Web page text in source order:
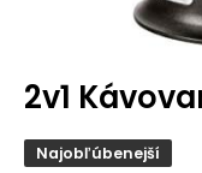
2v1
Najobľúbenejší